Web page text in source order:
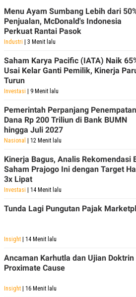
Menu Ayam Sumbang Lebih dari
Penjualan, McDonald's Indonesia
Perkuat Rantai Pasok
Industri | 3 Menit lalu
Saham Karya Pacific (IATA) Naik
Usai Kelar Ganti Pemilik, Kinerja
Turun
Investasi | 9 Menit lalu
Pemerintah Perpanjang Penempatan
Dana Rp 200 Triliun di Bank BUMN
hingga Juli 2027
Nasional | 12 Menit lalu
Kinerja Bagus, Analis Rekomendasi
Saham Prajogo Ini dengan Target
3x Lipat
Investasi | 14 Menit lalu
Tunda Lagi Pungutan Pajak
Insight | 14 Menit lalu
Ancaman Karhutla dan Ujian Doktrin
Proximate Cause
Insight | 16 Menit lalu